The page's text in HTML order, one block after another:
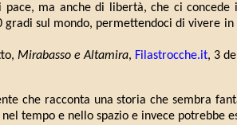
ma anche di libertà, che ci
gradi sul mondo, permettendoci di vivere in
Mirabasso e Altamira, Filastrocche.it, 3
che racconta una storia che sembra
tempo e nello spazio e invece potrebbe